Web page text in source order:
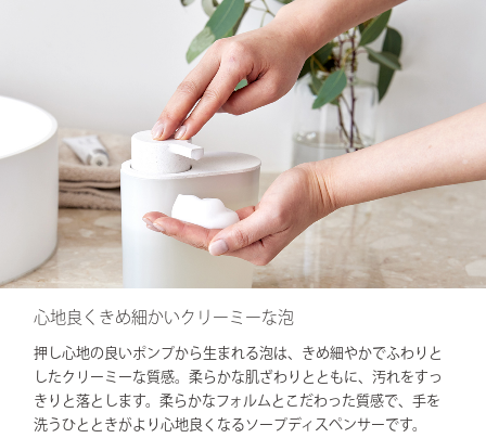
心地良くきめ細かいクリーミーな泡
押し心地の良いポンプから生まれる泡は、きめ細やかでふわりと
したクリーミーな質感。柔らかな肌ざわりとともに、汚れをすっ
きりと落とします。柔らかなフォルムとこだわった質感で、手を
洗うひとときがより心地良くなるソープディスペンサーです。